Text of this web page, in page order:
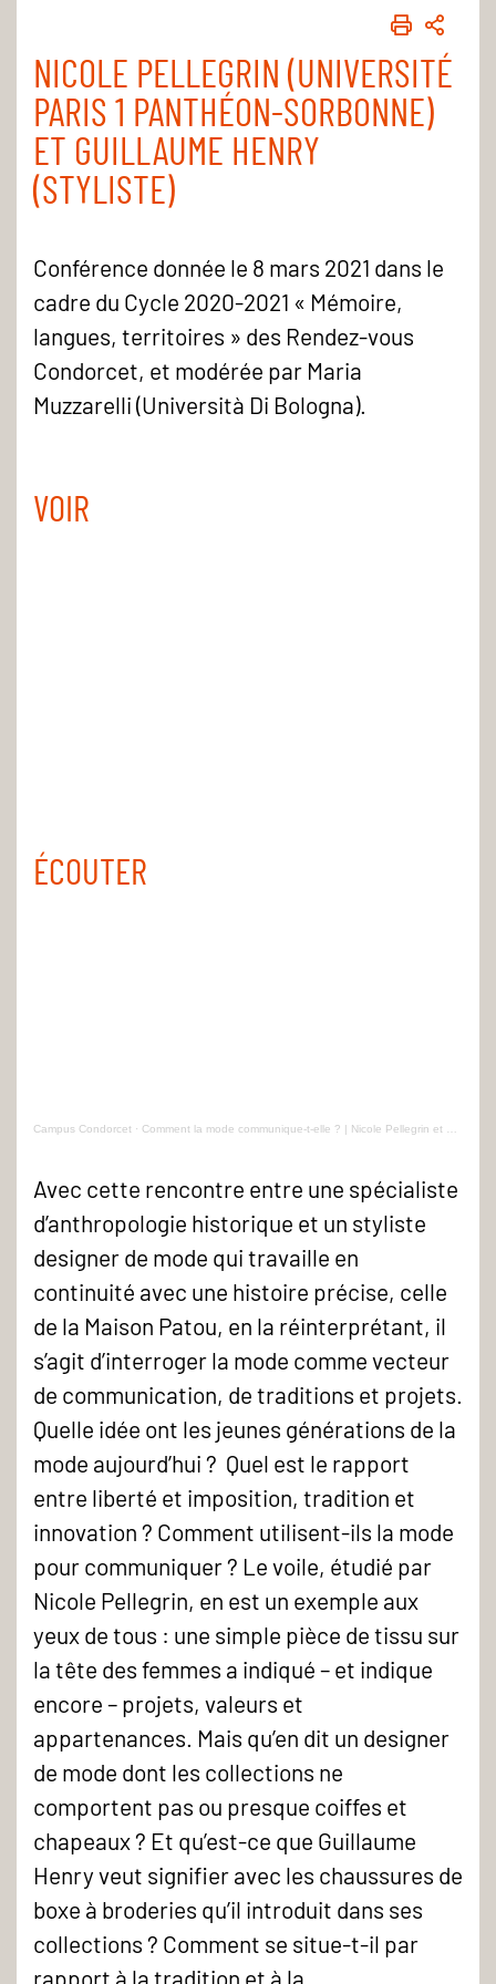
NICOLE PELLEGRIN (UNIVERSITÉ
PARIS 1 PANTHÉON-SORBONNE)
ET GUILLAUME HENRY
(STYLISTE)
Conférence donnée le 8 mars 2021 dans le
cadre du Cycle 2020-2021 « Mémoire,
langues, territoires » des Rendez-vous
Condorcet, et modérée par Maria
Muzzarelli (Università Di Bologna).
VOIR
ÉCOUTER
Campus Condorcet · Comment la mode communique-t-elle ? | Nicole Pellegrin et Guillaume Henry
Avec cette rencontre entre une spécialiste
d’anthropologie historique et un styliste
designer de mode qui travaille en
continuité avec une histoire précise, celle
de la Maison Patou, en la réinterprétant, il
s’agit d’interroger la mode comme vecteur
de communication, de traditions et projets.
Quelle idée ont les jeunes générations de la
mode aujourd’hui ? Quel est le rapport
entre liberté et imposition, tradition et
innovation ? Comment utilisent-ils la mode
pour communiquer ? Le voile, étudié par
Nicole Pellegrin, en est un exemple aux
yeux de tous : une simple pièce de tissu sur
la tête des femmes a indiqué – et indique
encore – projets, valeurs et
appartenances. Mais qu’en dit un designer
de mode dont les collections ne
comportent pas ou presque coiffes et
chapeaux ? Et qu’est-ce que Guillaume
Henry veut signifier avec les chaussures de
boxe à broderies qu’il introduit dans ses
collections ? Comment se situe-t-il par
rapport à la tradition et à la